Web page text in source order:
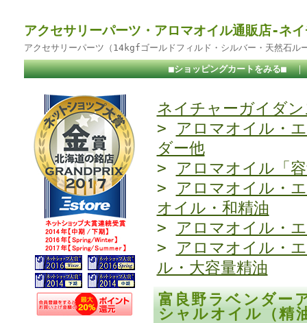
アクセサリーパーツ・アロマオイル通販店-ネ
アクセサリーパーツ（14kgfゴールドフィルド・シルバー・天然石ル
■ショッピングカートをみる■
ネイチャーガイダン
> アロマオイル・
ダー他
> アロマオイル「
> アロマオイル・
オイル・和精油
> アロマオイル・
> アロマオイル・
ル・大容量精油
富良野ラベンダー
シャルオイル（